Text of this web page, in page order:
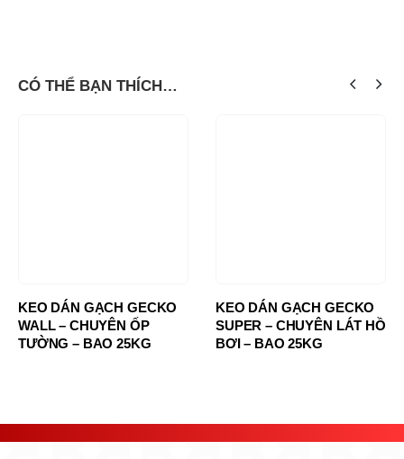
CÓ THỂ BẠN THÍCH…
KEO DÁN GẠCH GECKO
WALL – CHUYÊN ỐP
TƯỜNG – BAO 25KG
KEO DÁN GẠCH GECKO
SUPER – CHUYÊN LÁT HỒ
BƠI – BAO 25KG